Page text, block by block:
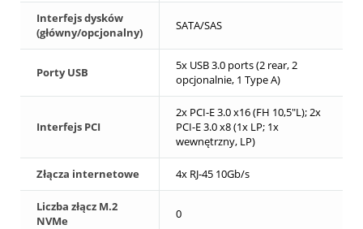
Interfejs dysków
(główny/opcjonalny)
SATA/SAS
Porty USB
5x USB 3.0 ports (2 rear, 2
opcjonalnie, 1 Type A)
Interfejs PCI
2x PCI-E 3.0 x16 (FH 10,5"L); 2x
PCI-E 3.0 x8 (1x LP; 1x
wewnętrzny, LP)
Złącza internetowe 4x RJ-45 10Gb/s
Liczba złącz M.2
NVMe
0